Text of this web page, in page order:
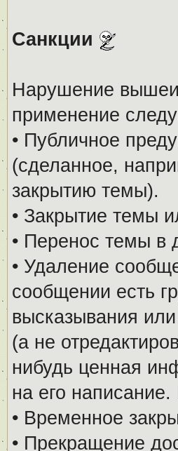
Санкции
Нарушение
применение
• Публичное
(сделанное,
закрытию темы).
• Закрытие темы
• Перенос темы в
• Удаление
сообщении есть
высказывания
(а не
нибудь ценная
на его
• Временное
• Прекращение